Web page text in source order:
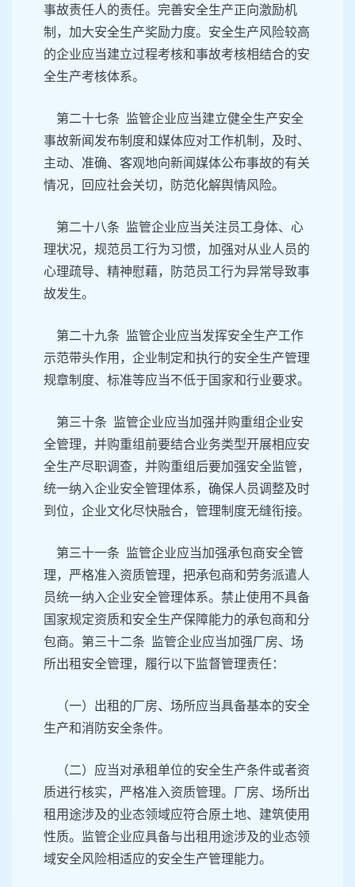
事故责任人的责任。完善安全生产正向激励机
制，加大安全生产奖励力度。安全生产风险较高
的企业应当建立过程考核和事故考核相结合的安
全生产考核体系。
第二十七条 监管企业应当建立健全生产安全
事故新闻发布制度和媒体应对工作机制，及时、
主动、准确、客观地向新闻媒体公布事故的有关
情况，回应社会关切，防范化解舆情风险。
第二十八条 监管企业应当关注员工身体、心
理状况，规范员工行为习惯，加强对从业人员的
心理疏导、精神慰藉，防范员工行为异常导致事
故发生。
第二十九条 监管企业应当发挥安全生产工作
示范带头作用，企业制定和执行的安全生产管理
规章制度、标准等应当不低于国家和行业要求。
第三十条 监管企业应当加强并购重组企业安
全管理，并购重组前要结合业务类型开展相应安
全生产尽职调查，并购重组后要加强安全监管，
统一纳入企业安全管理体系，确保人员调整及时
到位，企业文化尽快融合，管理制度无缝衔接。
第三十一条 监管企业应当加强承包商安全管
理，严格准入资质管理，把承包商和劳务派遣人
员统一纳入企业安全管理体系。禁止使用不具备
国家规定资质和安全生产保障能力的承包商和分
包商。第三十二条 监管企业应当加强厂房、场
所出租安全管理，履行以下监督管理责任：
（一）出租的厂房、场所应当具备基本的安全
生产和消防安全条件。
（二）应当对承租单位的安全生产条件或者资
质进行核实，严格准入资质管理。厂房、场所出
租用途涉及的业态领域应符合原土地、建筑使用
性质。监管企业应具备与出租用途涉及的业态领
域安全风险相适应的安全生产管理能力。